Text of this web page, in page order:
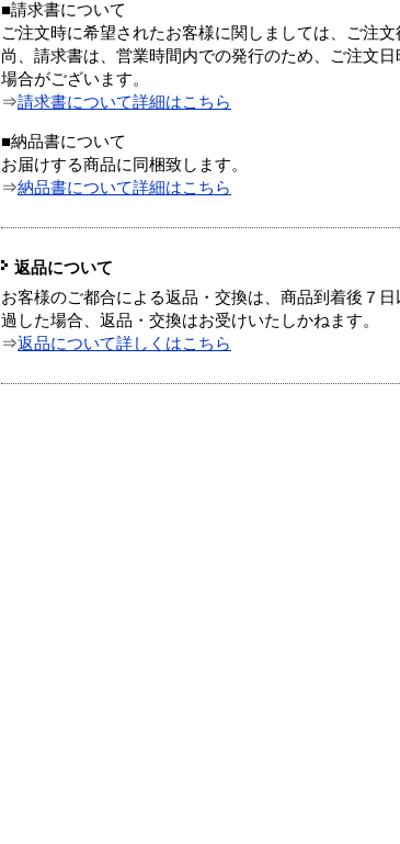
■請求書について
ご注文時に希望されたお客様に関しましては、ご注文
尚、請求書は、営業時間内での発行のため、ご注文
場合がございます。
⇒請求書について詳細はこちら
■納品書について
お届けする商品に同梱致します。
⇒納品書について詳細はこちら
返品について
お客様のご都合による返品・交換は、商品到着後７
過した場合、返品・交換はお受けいたしかねます。
⇒返品について詳しくはこちら